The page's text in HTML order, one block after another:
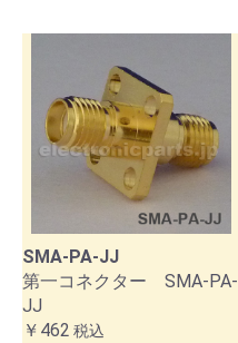
SMA-PA-JJ
第一コネクター SMA-PA-
JJ
￥462 税込